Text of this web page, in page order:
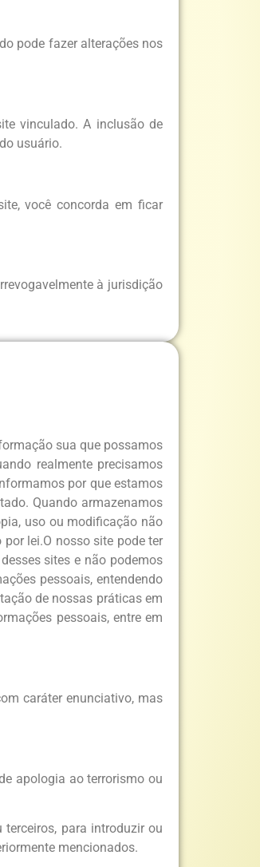
pode fazer alterações nos
vinculado. A inclusão de
usuário.
você concorda em ficar
à jurisdição
sua que possamos
realmente precisamos
por que estamos
Quando armazenamos
uso ou modificação não
lei.O nosso site pode ter
sites e não podemos
pessoais, entendendo
de nossas práticas em
pessoais, entre em
caráter enunciativo, mas
apologia ao terrorismo ou
para introduzir ou
mencionados.